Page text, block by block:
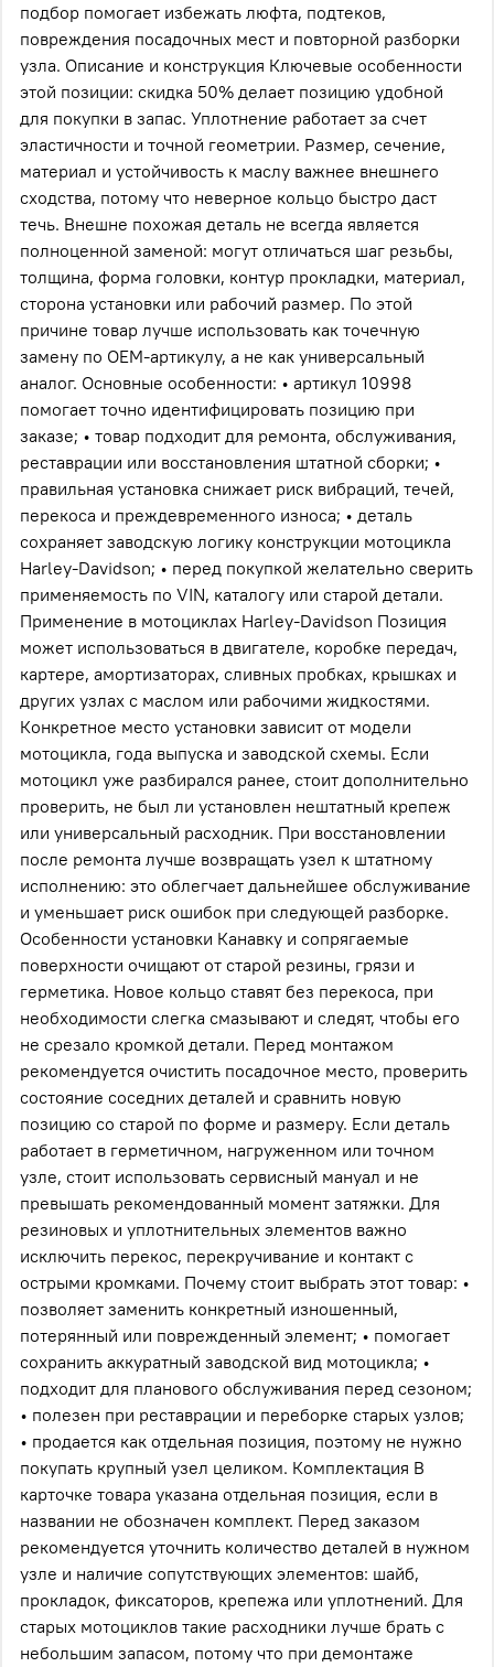
подбор помогает избежать люфта, подтеков,
повреждения посадочных мест и повторной разборки
узла. Описание и конструкция Ключевые особенности
этой позиции: скидка 50% делает позицию удобной
для покупки в запас. Уплотнение работает за счет
эластичности и точной геометрии. Размер, сечение,
материал и устойчивость к маслу важнее внешнего
сходства, потому что неверное кольцо быстро даст
течь. Внешне похожая деталь не всегда является
полноценной заменой: могут отличаться шаг резьбы,
толщина, форма головки, контур прокладки, материал,
сторона установки или рабочий размер. По этой
причине товар лучше использовать как точечную
замену по OEM-артикулу, а не как универсальный
аналог. Основные особенности: • артикул 10998
помогает точно идентифицировать позицию при
заказе; • товар подходит для ремонта, обслуживания,
реставрации или восстановления штатной сборки; •
правильная установка снижает риск вибраций, течей,
перекоса и преждевременного износа; • деталь
сохраняет заводскую логику конструкции мотоцикла
Harley-Davidson; • перед покупкой желательно сверить
применяемость по VIN, каталогу или старой детали.
Применение в мотоциклах Harley-Davidson Позиция
может использоваться в двигателе, коробке передач,
картере, амортизаторах, сливных пробках, крышках и
других узлах с маслом или рабочими жидкостями.
Конкретное место установки зависит от модели
мотоцикла, года выпуска и заводской схемы. Если
мотоцикл уже разбирался ранее, стоит дополнительно
проверить, не был ли установлен нештатный крепеж
или универсальный расходник. При восстановлении
после ремонта лучше возвращать узел к штатному
исполнению: это облегчает дальнейшее обслуживание
и уменьшает риск ошибок при следующей разборке.
Особенности установки Канавку и сопрягаемые
поверхности очищают от старой резины, грязи и
герметика. Новое кольцо ставят без перекоса, при
необходимости слегка смазывают и следят, чтобы его
не срезало кромкой детали. Перед монтажом
рекомендуется очистить посадочное место, проверить
состояние соседних деталей и сравнить новую
позицию со старой по форме и размеру. Если деталь
работает в герметичном, нагруженном или точном
узле, стоит использовать сервисный мануал и не
превышать рекомендованный момент затяжки. Для
резиновых и уплотнительных элементов важно
исключить перекос, перекручивание и контакт с
острыми кромками. Почему стоит выбрать этот товар: •
позволяет заменить конкретный изношенный,
потерянный или поврежденный элемент; • помогает
сохранить аккуратный заводской вид мотоцикла; •
подходит для планового обслуживания перед сезоном;
• полезен при реставрации и переборке старых узлов;
• продается как отдельная позиция, поэтому не нужно
покупать крупный узел целиком. Комплектация В
карточке товара указана отдельная позиция, если в
названии не обозначен комплект. Перед заказом
рекомендуется уточнить количество деталей в нужном
узле и наличие сопутствующих элементов: шайб,
прокладок, фиксаторов, крепежа или уплотнений. Для
старых мотоциклов такие расходники лучше брать с
небольшим запасом, потому что при демонтаже